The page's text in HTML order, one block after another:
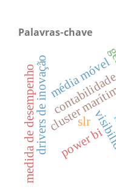
Palavras-chave
cluster
drivers de inovação slr
power bi
medida de desempenho média móvel